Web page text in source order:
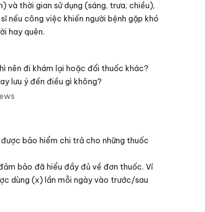
và thời gian sử dụng (sáng, trưa, chiều),
nếu công việc khiến người bệnh gặp khó
hay quên.
nên đi khám lại hoặc đổi thuốc khác?
lưu ý đến điều gì không?
bảo hiểm chi trả cho những thuốc
bảo đã hiểu đầy đủ về đơn thuốc. Ví
dùng (x) lần mỗi ngày vào trước/sau